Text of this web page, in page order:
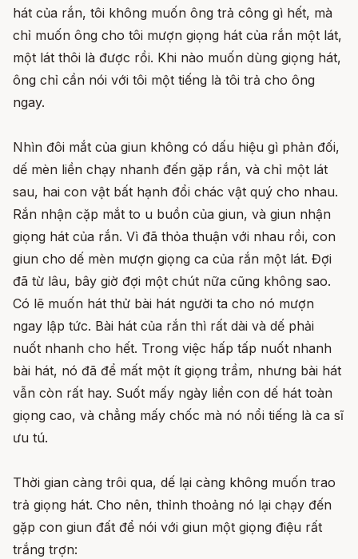
hát của rắn, tôi không muốn ông trả công gì hết, mà
chỉ muốn ông cho tôi mượn giọng hát của rắn một lát,
một lát thôi là được rồi. Khi nào muốn dùng giọng hát,
ông chỉ cần nói với tôi một tiếng là tôi trả cho ông
ngay.
Nhìn đôi mắt của giun không có dấu hiệu gì phản đối,
dế mèn liền chạy nhanh đến gặp rắn, và chỉ một lát
sau, hai con vật bất hạnh đổi chác vật quý cho nhau.
Rắn nhận cặp mắt to u buồn của giun, và giun nhận
giọng hát của rắn. Vì đã thỏa thuận với nhau rồi, con
giun cho dế mèn mượn giọng ca của rắn một lát. Đợi
đã từ lâu, bây giờ đợi một chút nữa cũng không sao.
Có lẽ muốn hát thử bài hát người ta cho nó mượn
ngay lập tức. Bài hát của rắn thì rất dài và dế phải
nuốt nhanh cho hết. Trong việc hấp tấp nuốt nhanh
bài hát, nó đã để mất một ít giọng trầm, nhưng bài hát
vẫn còn rất hay. Suốt mấy ngày liền con dế hát toàn
giọng cao, và chẳng mấy chốc mà nó nổi tiếng là ca sĩ
ưu tú.
Thời gian càng trôi qua, dế lại càng không muốn trao
trả giọng hát. Cho nên, thỉnh thoảng nó lại chạy đến
gặp con giun đất để nói với giun một giọng điệu rất
trắng trợn: